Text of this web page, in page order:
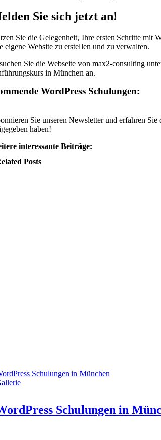
Sie sich jetzt an!
Sie die Gelegenheit, Ihre ersten Schritte mit
eigene Website zu erstellen und zu verwalten.
Sie die Webseite von max2-consulting
in München an.
WordPress Schulungen:
Sie unseren Newsletter und erfahren
haben!
interessante Beiträge:
Posts
Schulungen in München
Schulungen in